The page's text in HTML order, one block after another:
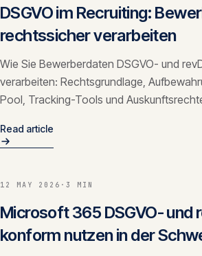
DSGVO im Recruiting:
rechtssicher verarbeiten
Wie Sie Bewerberdaten DSGVO- und
verarbeiten: Rechtsgrundlage,
Pool, Tracking-Tools und
Read article
12 MAY 2026 · 3 MIN
Microsoft 365 DSGVO- und
konform nutzen in der